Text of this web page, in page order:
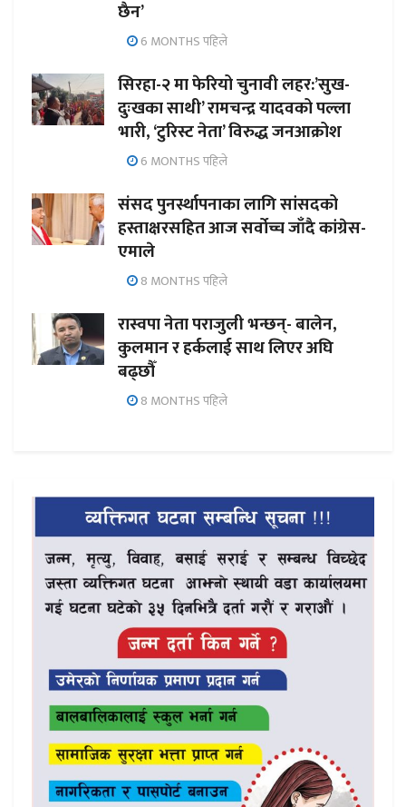
छैन’
6 MONTHS पहिले
सिरहा-२ मा फेरियो चुनावी लहर:’सुख-
दुःखका साथी’ रामचन्द्र यादवको पल्ला
भारी, ‘टुरिस्ट नेता’ विरुद्ध जनआक्रोश
6 MONTHS पहिले
संसद पुनर्स्थापनाका लागि सांसदको
हस्ताक्षरसहित आज सर्वोच्च जाँदै कांग्रेस-
एमाले
8 MONTHS पहिले
रास्वपा नेता पराजुली भन्छन्- बालेन,
कुलमान र हर्कलाई साथ लिएर अघि
बढ्छौँ
8 MONTHS पहिले